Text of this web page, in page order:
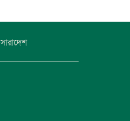
সারাদেশ